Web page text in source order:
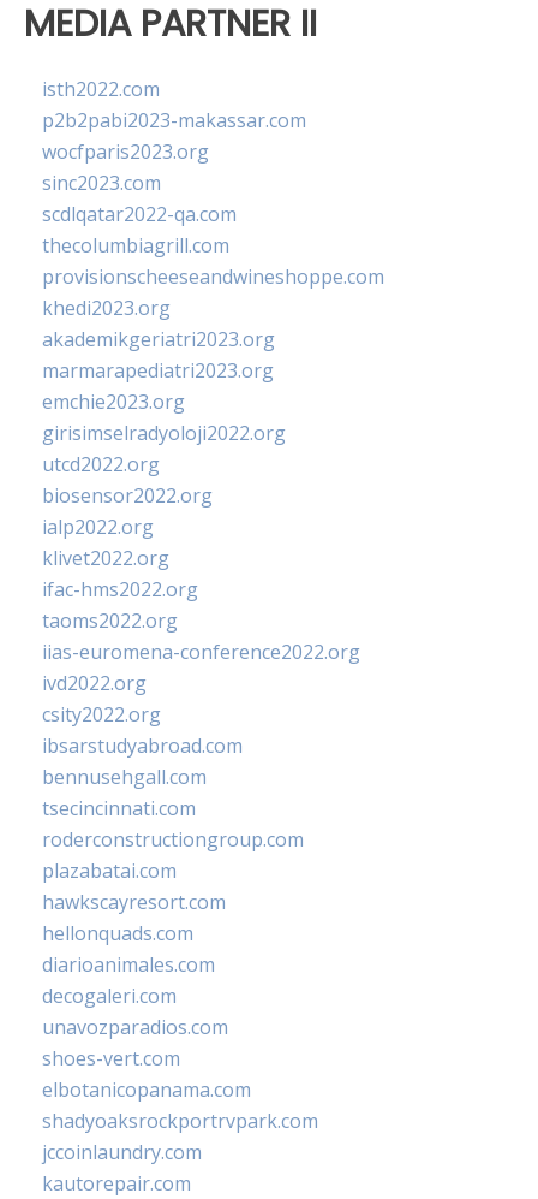
MEDIA PARTNER II
isth2022.com
p2b2pabi2023-makassar.com
wocfparis2023.org
sinc2023.com
scdlqatar2022-qa.com
thecolumbiagrill.com
provisionscheeseandwineshoppe.com
khedi2023.org
akademikgeriatri2023.org
marmarapediatri2023.org
emchie2023.org
girisimselradyoloji2022.org
utcd2022.org
biosensor2022.org
ialp2022.org
klivet2022.org
ifac-hms2022.org
taoms2022.org
iias-euromena-conference2022.org
ivd2022.org
csity2022.org
ibsarstudyabroad.com
bennusehgall.com
tsecincinnati.com
roderconstructiongroup.com
plazabatai.com
hawkscayresort.com
hellonquads.com
diarioanimales.com
decogaleri.com
unavozparadios.com
shoes-vert.com
elbotanicopanama.com
shadyoaksrockportrvpark.com
jccoinlaundry.com
kautorepair.com